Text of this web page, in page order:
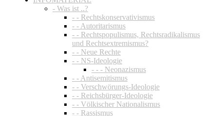
- Was ist ..?
- - Rechtskonservativismus
- - Autoritarismus
- - Rechtspopulismus, Rechtsradikalismus
und Rechtsextremismus?
- - Neue Rechte
- - NS-Ideologie
- - - Neonazismus
- - Antisemitismus
- - Verschwörungs-Ideologie
- - Reichsbürger-Ideologie
- - Völkischer Nationalismus
- - Rassismus